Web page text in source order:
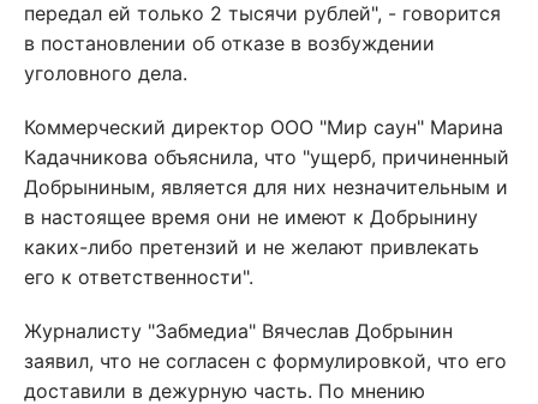
передал ей только 2 тысячи рублей", - говорится
в постановлении об отказе в возбуждении
уголовного дела.
Коммерческий директор ООО "Мир саун" Марина
Кадачникова объяснила, что "ущерб, причиненный
Добрыниным, является для них незначительным и
в настоящее время они не имеют к Добрынину
каких-либо претензий и не желают привлекать
его к ответственности".
Журналисту "Забмедиа" Вячеслав Добрынин
заявил, что не согласен с формулировкой, что его
доставили в дежурную часть. По мнению